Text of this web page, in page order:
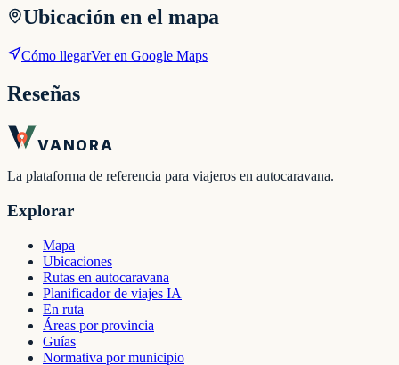
Ubicación en el mapa
Cómo llegarVer en Google Maps
Reseñas
VANORA
La plataforma de referencia para viajeros en autocaravana.
Explorar
Mapa
Ubicaciones
Rutas en autocaravana
Planificador de viajes IA
En ruta
Áreas por provincia
Guías
Normativa por municipio